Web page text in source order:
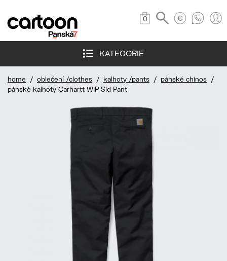
0
KATEGORIE
home / oblečení /clothes / kalhoty /pants / pánské chinos /
pánské kalhoty Carhartt WIP Sid Pant